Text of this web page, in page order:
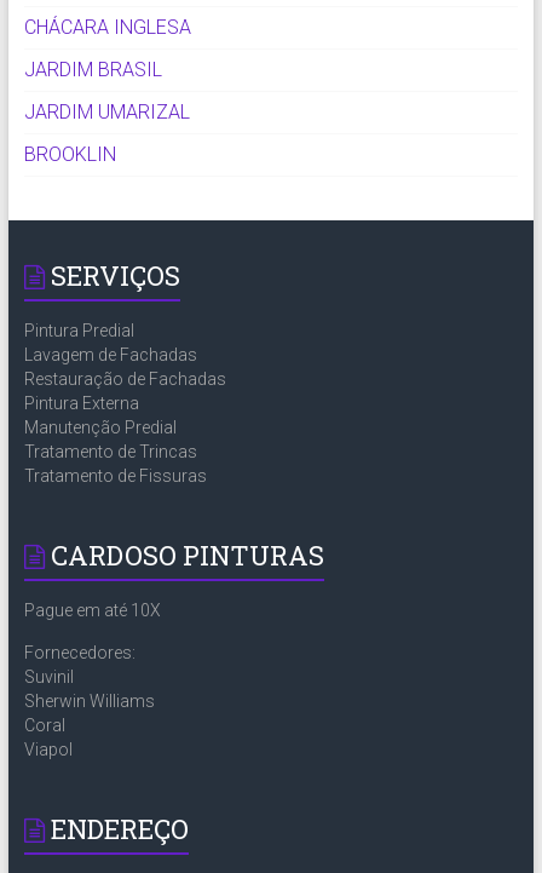
CHÁCARA INGLESA
JARDIM BRASIL
JARDIM UMARIZAL
BROOKLIN
SERVIÇOS
Pintura Predial
Lavagem de Fachadas
Restauração de Fachadas
Pintura Externa
Manutenção Predial
Tratamento de Trincas
Tratamento de Fissuras
CARDOSO PINTURAS
Pague em até 10X
Fornecedores:
Suvinil
Sherwin Williams
Coral
Viapol
ENDEREÇO